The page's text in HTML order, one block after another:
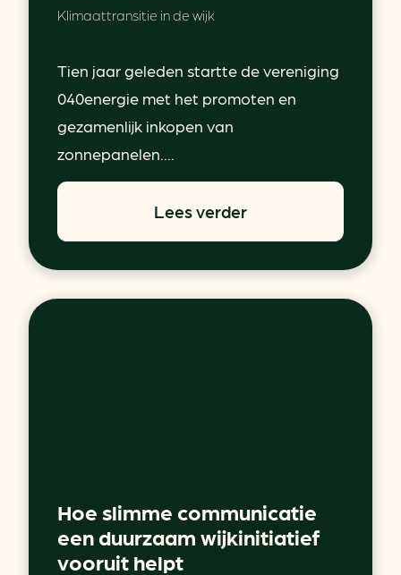
Klimaattransitie in de wijk
Tien jaar geleden startte de vereniging
040energie met het promoten en
gezamenlijk inkopen van
zonnepanelen....
Lees verder
Hoe slimme communicatie
een duurzaam wijkinitiatief
vooruit helpt